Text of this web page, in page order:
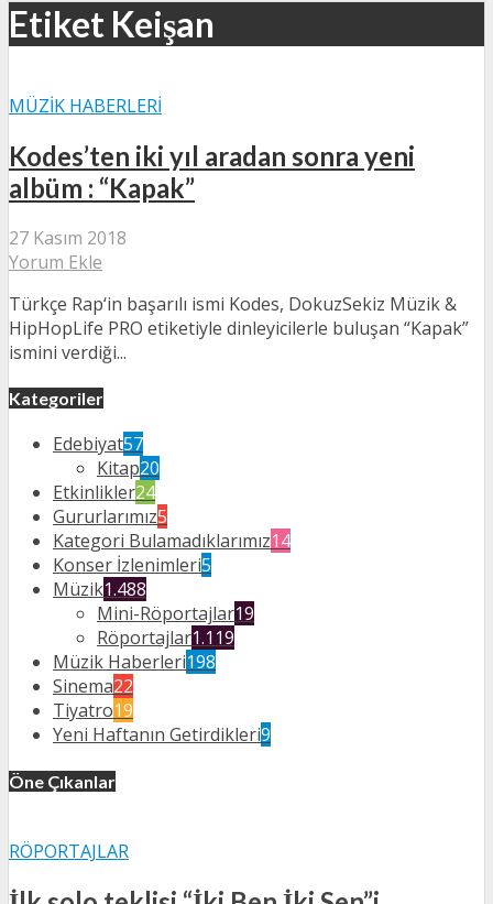
Etiket Keişan
MÜZIK HABERLERI
Kodes’ten iki yıl aradan sonra yeni
albüm : “Kapak”
27 Kasım 2018
Yorum Ekle
Türkçe Rap‘in başarılı ismi Kodes, DokuzSekiz Müzik &
HipHopLife PRO etiketiyle dinleyicilerle buluşan “Kapak”
ismini verdiği...
Kategoriler
Edebiyat57
Kitap20
Etkinlikler24
Gururlarımız5
Kategori Bulamadıklarımız14
Konser İzlenimleri5
Müzik1.488
Mini-Röportajlar19
Röportajlar1.119
Müzik Haberleri198
Sinema22
Tiyatro19
Yeni Haftanın Getirdikleri9
Öne Çıkanlar
RÖPORTAJLAR